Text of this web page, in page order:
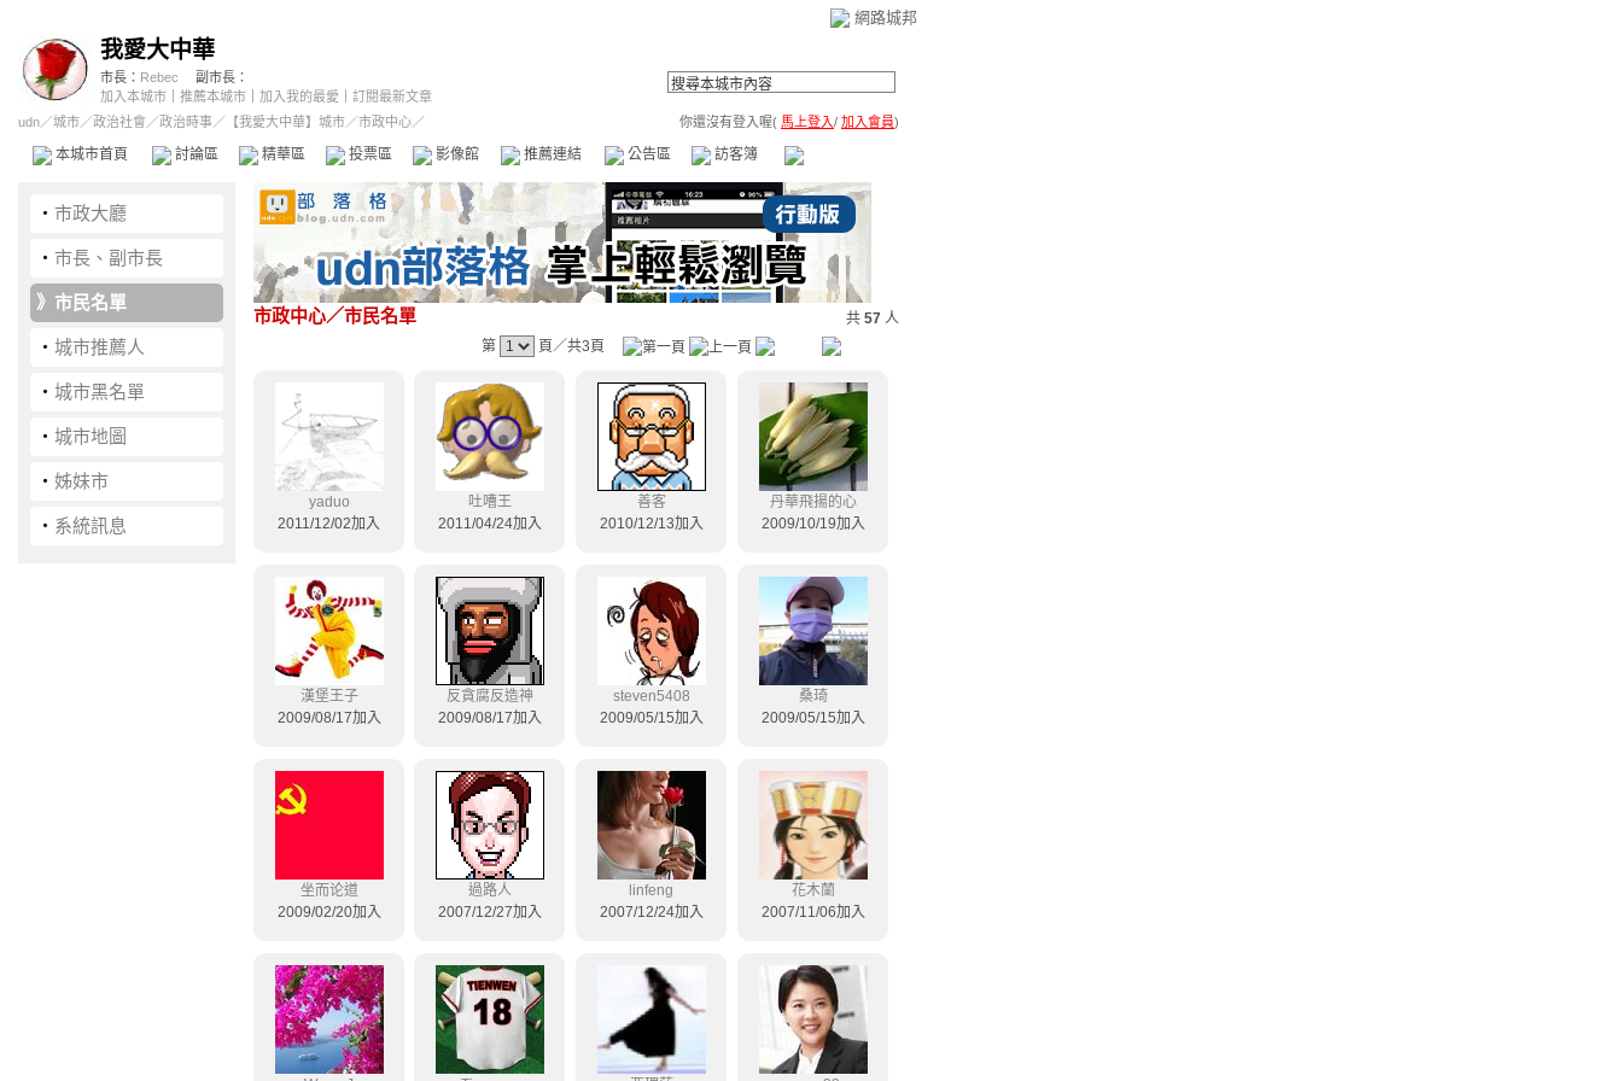
網路城邦
我愛大中華
市長： Rebec
副市長：
加入本城市
推薦本城市 加入我的最愛
訂閱最新文章
udn／城市／政治社會 ／政治時事／ 【我愛大中華】城市／市政中心／ 你還沒有登入喔( 馬上登入/ 加入會員)
本城市首頁 討論區 精華區 投票區 影像館 推薦連結 公告區 訪客簿 市政中心
‧ 市政大廳
‧ 市長、副市長
》 市民名單
‧ 城市推薦人
‧ 城市黑名單
‧ 城市地圖
‧ 姊妹市
‧ 系統訊息
市政中心／市民名單 共 57 人
第
頁／共3頁
yaduo
2011/12/02加入
吐嘈王
2011/04/24加入
善客
2010/12/13加入
丹華飛揚的心
2009/10/19加入
漢堡王子
2009/08/17加入
反貪腐反造神
2009/08/17加入
steven5408
2009/05/15加入
桑琦
2009/05/15加入
坐而论道
2009/02/20加入
過路人
2007/12/27加入
linfeng
2007/12/24加入
花木蘭
2007/11/06加入